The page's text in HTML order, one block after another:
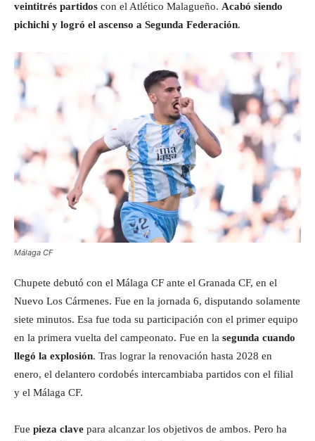
veintitrés partidos con el Atlético Malagueño. Acabó siendo
pichichi y logró el ascenso a Segunda Federación.
Málaga CF
Chupete debutó con el Málaga CF ante el Granada CF, en el
Nuevo Los Cármenes. Fue en la jornada 6, disputando solamente
siete minutos. Esa fue toda su participación con el primer equipo
en la primera vuelta del campeonato. Fue en la segunda cuando
llegó la explosión. Tras lograr la renovación hasta 2028 en
enero, el delantero cordobés intercambiaba partidos con el filial
y el Málaga CF.
Fue pieza clave para alcanzar los objetivos de ambos. Pero ha